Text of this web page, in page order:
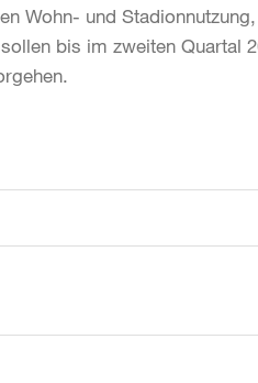
Wohn- und
bis im zweiten Quartal